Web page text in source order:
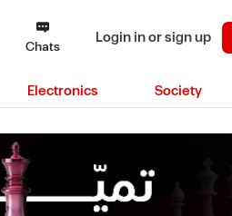
Chats Login in or sign up
Electronics Society